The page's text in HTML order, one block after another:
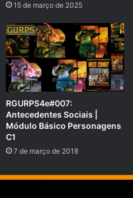
15 de março de 2025
RGURPS4e#007:
Antecedentes Sociais |
Módulo Básico Personagens
C1
7 de março de 2018